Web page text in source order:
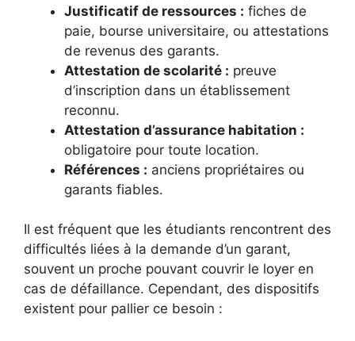
Justificatif de ressources : fiches de
paie, bourse universitaire, ou attestations
de revenus des garants.
Attestation de scolarité : preuve
d’inscription dans un établissement
reconnu.
Attestation d’assurance habitation :
obligatoire pour toute location.
Références : anciens propriétaires ou
garants fiables.
Il est fréquent que les étudiants rencontrent des
difficultés liées à la demande d’un garant,
souvent un proche pouvant couvrir le loyer en
cas de défaillance. Cependant, des dispositifs
existent pour pallier ce besoin :